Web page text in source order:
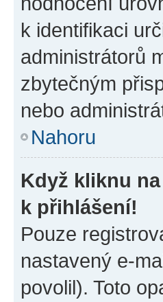
k identifikaci
administrátorů
zbytečným
nebo
Nahoru
Když kliknu
k přihlášení!
Pouze
nastavený e-
povolil). Toto